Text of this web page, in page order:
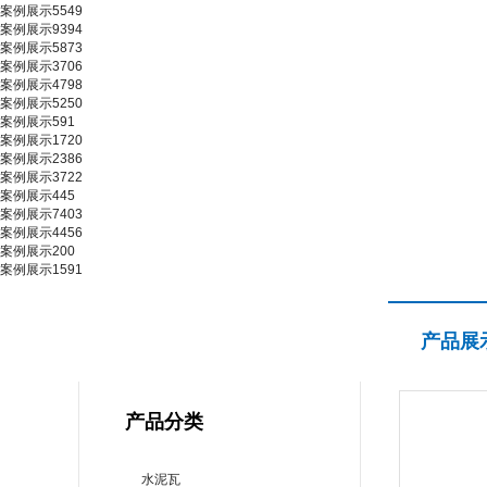
案例展示5549
案例展示9394
案例展示5873
案例展示3706
案例展示4798
案例展示5250
案例展示591
案例展示1720
案例展示2386
案例展示3722
案例展示445
案例展示7403
案例展示4456
案例展示200
案例展示1591
产品分类
水泥瓦
产品展